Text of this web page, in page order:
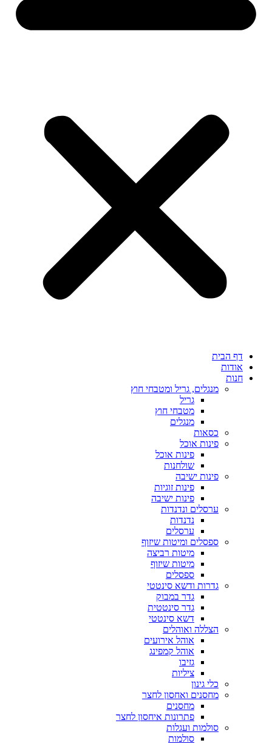
דף הבית
אודות
חנות
מנגלים, גריל ומטבחי חוץ
גריל
מטבחי חוץ
מנגלים
כסאות
פינות אוכל
פינות אוכל
שולחנות
פינות ישיבה
פינות זוגיות
פינות ישיבה
ערסלים ונדנדות
נדנדות
ערסלים
ספסלים ומיטות שיזוף
מיטות רביצה
מיטות שיזוף
ספסלים
גדרות ודשא סינטטי
גדר במבוק
גדר סינטטית
דשא סינטטי
הצללה ואוהלים
אוהל אירועים
אוהל קמפינג
גזיבו
ציליות
כלי גינון
מחסנים ואחסון לחצר
מחסנים
פתרונות איחסון לחצר
סולמות ועגלות
סולמות